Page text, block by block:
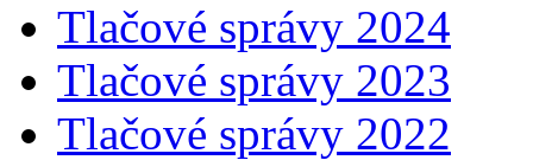
Tlačové správy 2024
Tlačové správy 2023
Tlačové správy 2022